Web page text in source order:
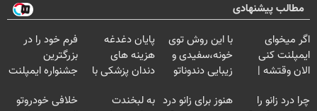
مطالب پیشنهادی
اگر میخوای
ایمپلنت کنی
الان وقتشه |
میلیون تومان!!!
با این روش توی
خونه،سفیدی و
زیبایی دندوناتو
(40%off)
پایان دغدغه
هزینه های
دندان پزشکی با
خانگی
فرم خود را در
بزرگترین
جشنواره ایمپلنت
فقط ۲۵ میلیون
چرا درد زانو را
هنوز برای زانو درد به لبخندت
خلافی خودروتو